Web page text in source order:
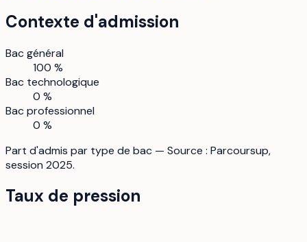
Contexte d'admission
Bac général
100 %
Bac technologique
0 %
Bac professionnel
0 %
Part d'admis par type de bac — Source : Parcoursup,
session 2025.
Taux de pression